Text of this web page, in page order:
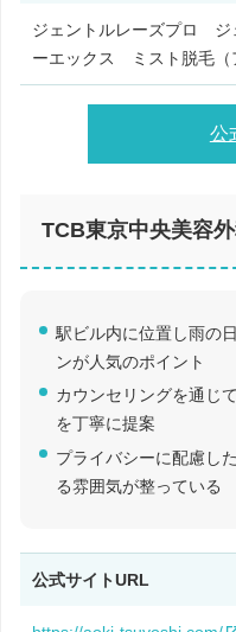
ジェントルレーズプロ
ーエックス ミスト脱毛（
公
TCB東京中央美容
駅ビル内に位置し雨の
ンが人気のポイント
カウンセリングを通じ
を丁寧に提案
プライバシーに配慮し
る雰囲気が整っている
公式サイトURL